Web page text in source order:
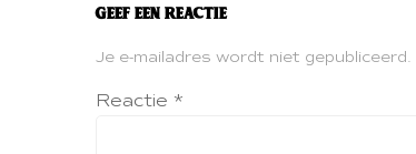
Geef een reactie
Je e-mailadres wordt niet gepubliceerd.
Reactie *